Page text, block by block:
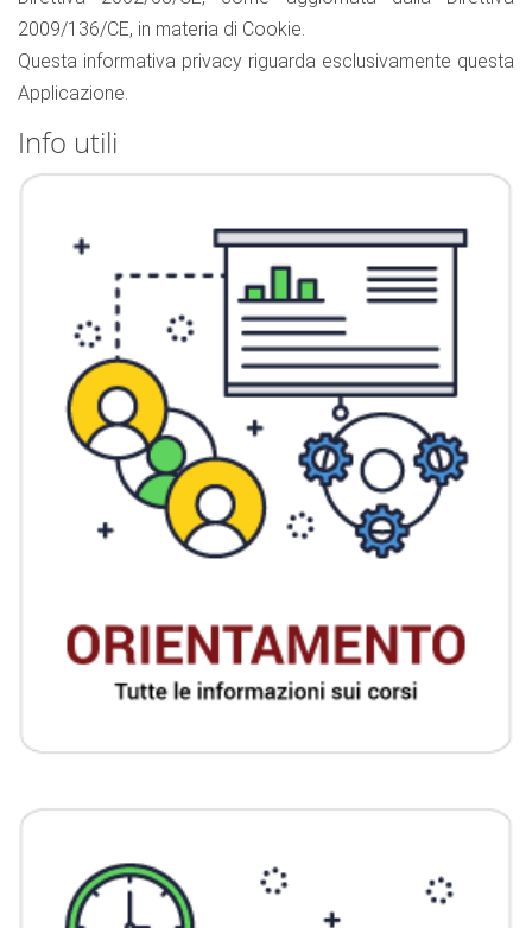
2009/136/CE, in materia di Cookie.
Questa informativa privacy riguarda esclusivamente questa
Applicazione.
Info utili